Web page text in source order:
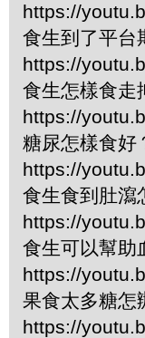
https://
食生到了平台
https://
食生怎樣食
https://
糖尿怎樣食
https://
食生食到肚
https://
食生可以幫助
https://
果食太多糖
https://